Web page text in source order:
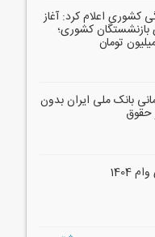
کشوری اعلام کرد: آغاز
بازنشستگان کشوری؛
میلیون تومانی بانک ملی ایران بدون
حقوق
1404